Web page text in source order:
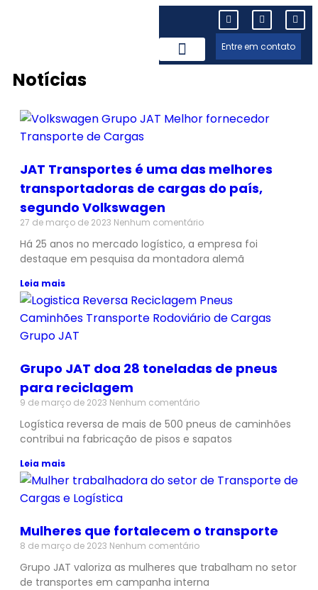
Entre em contato
Notícias
JAT Transportes é uma das melhores
transportadoras de cargas do país,
segundo Volkswagen
27 de março de 2023 Nenhum comentário
Há 25 anos no mercado logístico, a empresa foi
destaque em pesquisa da montadora alemã
Leia mais
Grupo JAT doa 28 toneladas de pneus
para reciclagem
9 de março de 2023 Nenhum comentário
Logística reversa de mais de 500 pneus de caminhões
contribui na fabricação de pisos e sapatos
Leia mais
Mulheres que fortalecem o transporte
8 de março de 2023 Nenhum comentário
Grupo JAT valoriza as mulheres que trabalham no setor
de transportes em campanha interna